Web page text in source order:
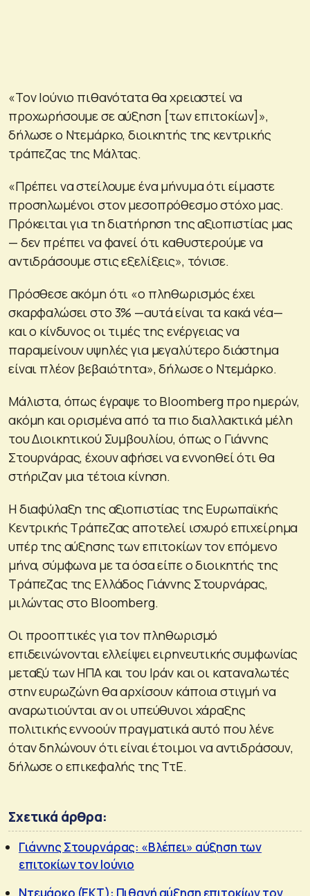
«Τον Ιούνιο πιθανότατα θα χρειαστεί να
προχωρήσουμε σε αύξηση [των επιτοκίων]»,
δήλωσε ο Ντεμάρκο, διοικητής της κεντρικής
τράπεζας της Μάλτας.
«Πρέπει να στείλουμε ένα μήνυμα ότι είμαστε
προσηλωμένοι στον μεσοπρόθεσμο στόχο μας.
Πρόκειται για τη διατήρηση της αξιοπιστίας μας
— δεν πρέπει να φανεί ότι καθυστερούμε να
αντιδράσουμε στις εξελίξεις», τόνισε.
Πρόσθεσε ακόμη ότι «ο πληθωρισμός έχει
σκαρφαλώσει στο 3% —αυτά είναι τα κακά νέα—
και ο κίνδυνος οι τιμές της ενέργειας να
παραμείνουν υψηλές για μεγαλύτερο διάστημα
είναι πλέον βεβαιότητα», δήλωσε ο Ντεμάρκο.
Μάλιστα, όπως έγραψε το Bloomberg προ ημερών,
ακόμη και ορισμένα από τα πιο διαλλακτικά μέλη
του Διοικητικού Συμβουλίου, όπως ο Γιάννης
Στουρνάρας, έχουν αφήσει να εννοηθεί ότι θα
στήριζαν μια τέτοια κίνηση.
Η διαφύλαξη της αξιοπιστίας της Ευρωπαϊκής
Κεντρικής Τράπεζας αποτελεί ισχυρό επιχείρημα
υπέρ της αύξησης των επιτοκίων τον επόμενο
μήνα, σύμφωνα με τα όσα είπε ο διοικητής της
Τράπεζας της Ελλάδος Γιάννης Στουρνάρας,
μιλώντας στο Bloomberg.
Οι προοπτικές για τον πληθωρισμό
επιδεινώνονται ελλείψει ειρηνευτικής συμφωνίας
μεταξύ των ΗΠΑ και του Ιράν και οι καταναλωτές
στην ευρωζώνη θα αρχίσουν κάποια στιγμή να
αναρωτιούνται αν οι υπεύθυνοι χάραξης
πολιτικής εννοούν πραγματικά αυτό που λένε
όταν δηλώνουν ότι είναι έτοιμοι να αντιδράσουν,
δήλωσε ο επικεφαλής της ΤτΕ.
Σχετικά άρθρα:
Γιάννης Στουρνάρας: «Βλέπει» αύξηση των
επιτοκίων τον Ιούνιο
Ντεμάρκο (ΕΚΤ): Πιθανή αύξηση επιτοκίων τον